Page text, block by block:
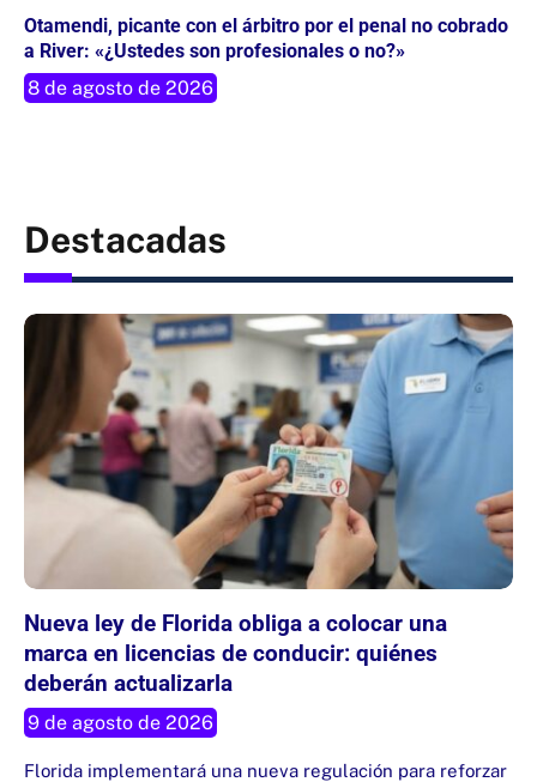
Otamendi, picante con el árbitro por el penal no cobrado
a River: «¿Ustedes son profesionales o no?»
8 de agosto de 2026
Destacadas
Nueva ley de Florida obliga a colocar una
marca en licencias de conducir: quiénes
deberán actualizarla
9 de agosto de 2026
Florida implementará una nueva regulación para reforzar